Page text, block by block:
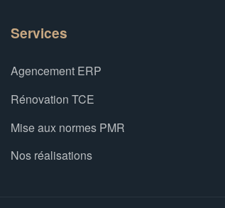
Services
Agencement ERP
Rénovation TCE
Mise aux normes PMR
Nos réalisations